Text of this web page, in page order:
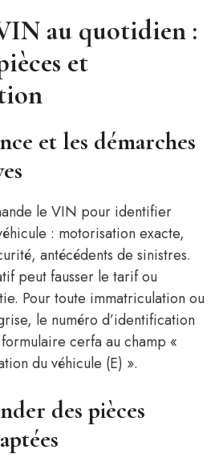
au quotidien :
et
et les démarches
le VIN pour identifier
: motorisation exacte,
antécédents de sinistres.
peut fausser le tarif ou
Pour toute immatriculation ou
le numéro d’identification
cerfa au champ «
du véhicule (E) ».
des pièces